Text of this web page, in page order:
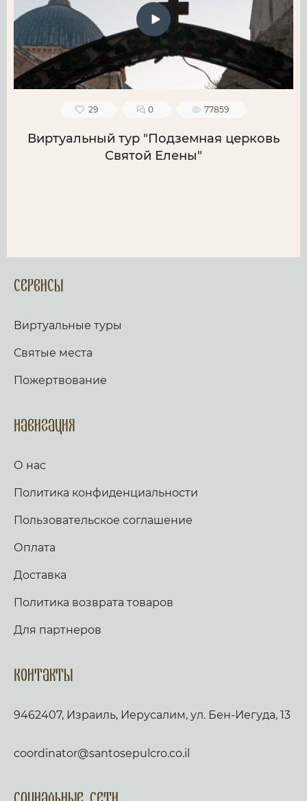
29 0 77859
Виртуальный тур "Подземная церковь
Святой Елены"
Сервисы
Виртуальные туры
Святые места
Пожертвование
Навигация
О нас
Политика конфиденциальности
Пользовательское соглашение
Оплата
Доставка
Политика возврата товаров
Для партнеров
Контакты
9462407, Израиль, Иерусалим, ул. Бен-Иегуда, 13
coordinator@santosepulcro.co.il